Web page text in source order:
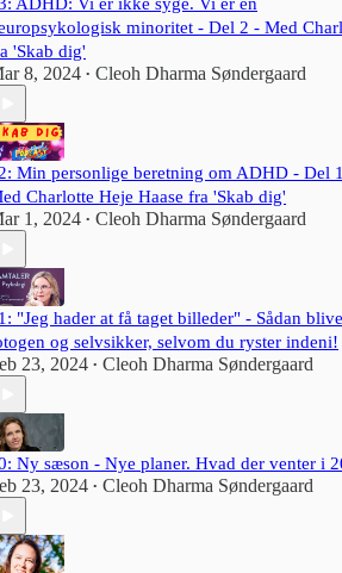
og foredrag.<br /><br />Hun er
for sin terapeutiske stil og har en
men forbliver nysgerrig og sulten på
/><br /><b>Metodisk, filosofisk og
Therapy. </b><br /><br /
oprindelige ophav i buddhistisk psykologi
moderne 3. bølge adfærdsterapi, der blandt
arbejder med følelser, selvomsorg,
- og har værdier for øje som en
rød tråd.
minoritet - Del 2 - Med
'Skab dig'
8, 2024 • Cleoh Dharma Søndergaard
Min personlige beretning om ADHD - Del
Charlotte Heje Haase fra 'Skab dig'
1, 2024 • Cleoh Dharma Søndergaard
"Jeg hader at få taget billeder" - Sådan
og selvsikker, selvom du ryster indeni!
23, 2024 • Cleoh Dharma Søndergaard
Ny sæson - Nye planer. Hvad der venter i
23, 2024 • Cleoh Dharma Søndergaard